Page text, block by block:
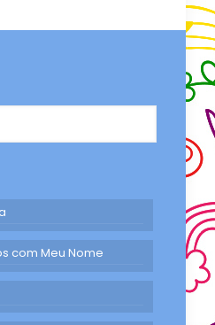
com Meu Nome